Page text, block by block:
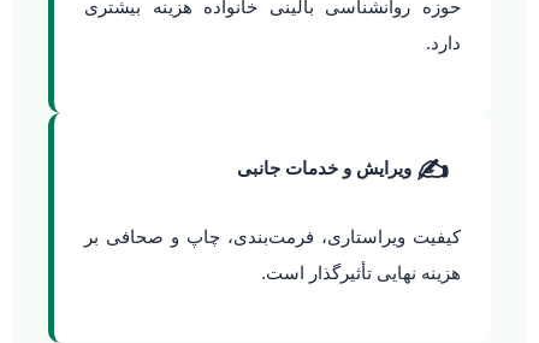
حوزه روانشناسی بالینی خانواده هزینه بیشتری
دارد.
✍️ ویرایش و خدمات جانبی
کیفیت ویراستاری، فرمت‌بندی، چاپ و صحافی بر
هزینه نهایی تأثیرگذار است.